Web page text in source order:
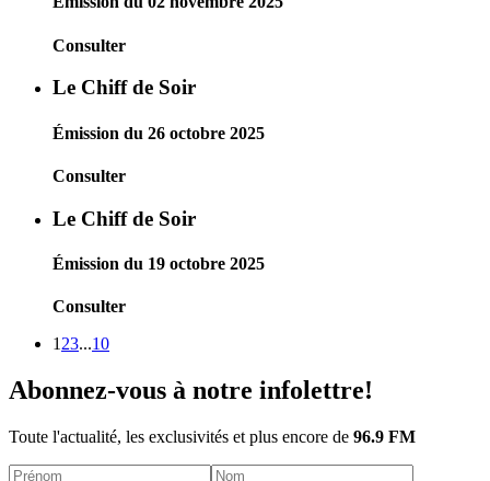
Consulter
Le Chiff de Soir
Émission du 26 octobre 2025
Consulter
Le Chiff de Soir
Émission du 19 octobre 2025
Consulter
1 23...10
Abonnez-vous à notre infolettre!
Toute l'actualité, les exclusivités et plus encore de 96.9 FM